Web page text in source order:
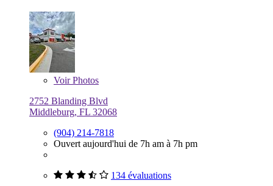
VoirPhotos
2752 Blanding Blvd
Middleburg, FL 32068
(904) 214-7818
Ouvert aujourd'hui de 7h am à 7h pm
134 évaluations